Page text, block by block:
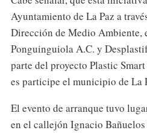
Ayuntamiento de La Paz a
Dirección de Medio Ambiente,
Ponguinguiola A.C. y
parte del proyecto Plastic
es participe el municipio de La
El evento de arranque tuvo
en el callejón Ignacio